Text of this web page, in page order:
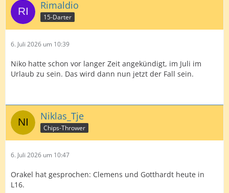
Rimaldio
15-Darter
6. Juli 2026 um 10:39
Niko hatte schon vor langer Zeit angekündigt, im Juli im
Urlaub zu sein. Das wird dann nun jetzt der Fall sein.
Niklas_Tje
Chips-Thrower
6. Juli 2026 um 10:47
Orakel hat gesprochen: Clemens und Gotthardt heute in
L16.